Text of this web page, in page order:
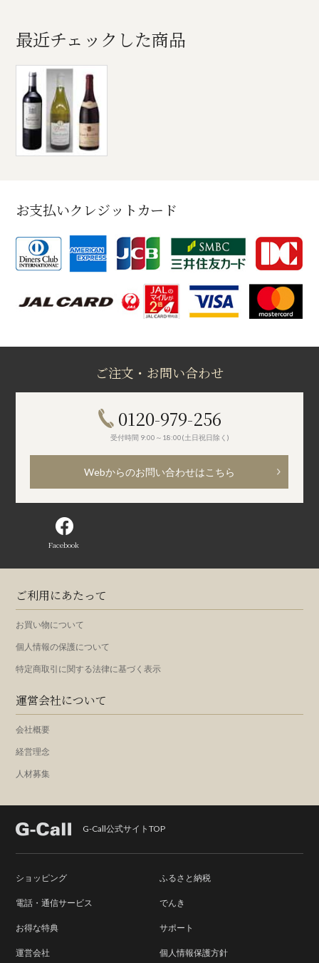
最近チェックした商品
お支払いクレジットカード
ご注文・お問い合わせ
0120-979-256
受付時間 9:00～18:00(土日祝日除く)
Webからのお問い合わせはこちら
Facebook
ご利用にあたって
お買い物について
個人情報の保護について
特定商取引に関する法律に基づく表示
運営会社について
会社概要
経営理念
人材募集
G-Call公式サイトTOP
ショッピング ふるさと納税
電話・通信サービス でんき
お得な特典 サポート
運営会社 個人情報保護方針